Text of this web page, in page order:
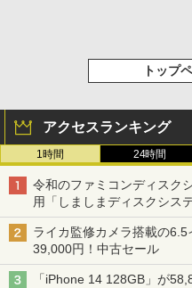
トップ
アクセスランキング
1時間 24時間
令和のファミコンディスク
用「しましまディスクシステ
ライカ監修カメラ搭載の
39,000円！中古セール
「iPhone 14 128GB」が